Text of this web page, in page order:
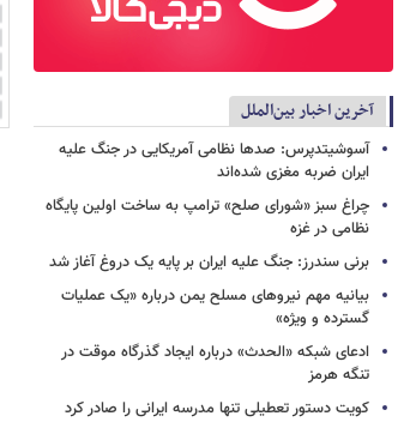
آخرین اخبار بین‌الملل
آسوشیتدپرس: صدها نظامی آمریکایی در جنگ علیه
ایران ضربه مغزی شده‌اند
چراغ سبز «شورای صلح» ترامپ به ساخت اولین پایگاه
نظامی در غزه
برنی سندرز: جنگ علیه ایران بر پایه یک دروغ آغاز شد
بیانیه مهم نیروهای مسلح یمن درباره «یک عملیات
گسترده و ویژه»
ادعای شبکه «الحدث» درباره ایجاد گذرگاه موقت در
تنگه هرمز
کویت دستور تعطیلی تنها مدرسه ایرانی را صادر کرد